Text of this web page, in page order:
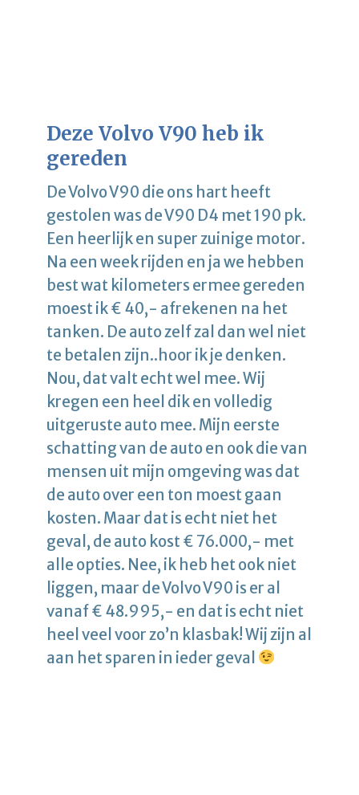
Deze Volvo V90 heb ik
gereden
De Volvo V90 die ons hart heeft
gestolen was de V90 D4 met 190 pk.
Een heerlijk en super zuinige motor.
Na een week rijden en ja we hebben
best wat kilometers ermee gereden
moest ik € 40,- afrekenen na het
tanken. De auto zelf zal dan wel niet
te betalen zijn..hoor ik je denken.
Nou, dat valt echt wel mee. Wij
kregen een heel dik en volledig
uitgeruste auto mee. Mijn eerste
schatting van de auto en ook die van
mensen uit mijn omgeving was dat
de auto over een ton moest gaan
kosten. Maar dat is echt niet het
geval, de auto kost € 76.000,- met
alle opties. Nee, ik heb het ook niet
liggen, maar de Volvo V90 is er al
vanaf € 48.995,- en dat is echt niet
heel veel voor zo’n klasbak! Wij zijn al
aan het sparen in ieder geval